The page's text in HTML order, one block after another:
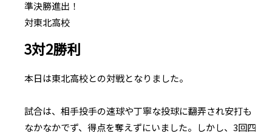
準決勝進出！
対東北高校
3対2勝利
本日は東北高校との対戦となりました。
試合は、相手投手の速球や丁寧な投球に翻弄され安打も
なかなかでず、得点を奪えずにいました。しかし、3回四